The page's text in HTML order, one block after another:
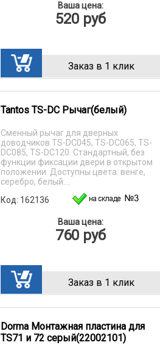
Ваша цена:
520 руб
Заказ в 1 клик
Tantos TS-DC Рычаг(белый)
Сменный рычаг для дверных
доводчиков TS-DC045, TS-DC065, TS-
DC085, TS-DC120. Стандартный, без
функции фиксации двери в открытом
положении. Доступны цвета: венге,
серебро, белый....
Код: 162136
Ваша цена:
760 руб
Заказ в 1 клик
Dorma Монтажная пластина для
TS71 и 72 серый(22002101)